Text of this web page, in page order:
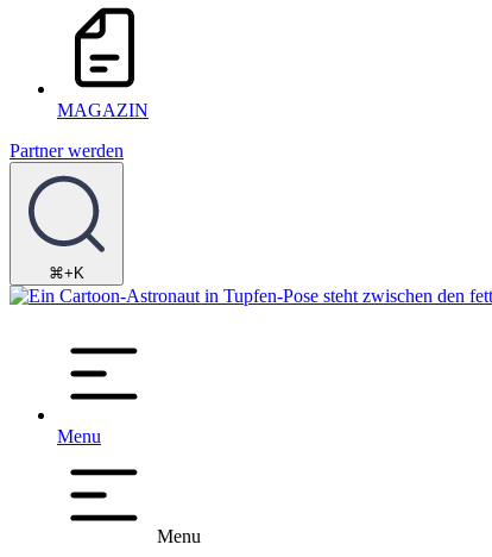
MAGAZIN
Partner werden
⌘+K
Menu
Menu